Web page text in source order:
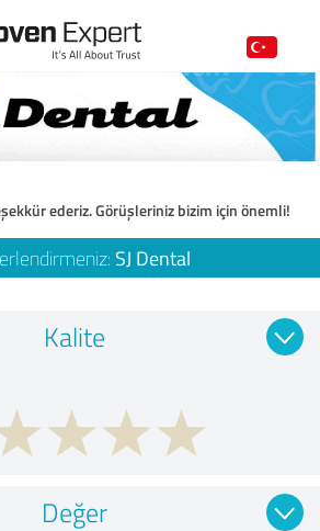
ederiz. Görüşleriniz bizim için önemli!
SJ Dental
Kalite
Değer